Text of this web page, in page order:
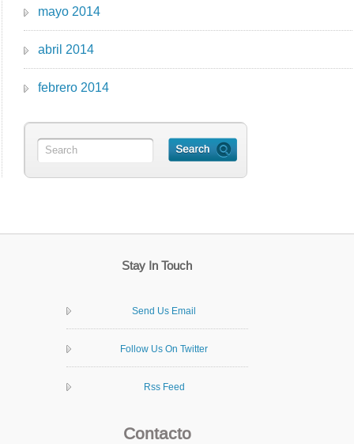
mayo 2014
abril 2014
febrero 2014
Stay In Touch
Send Us Email
Follow Us On Twitter
Rss Feed
Contacto